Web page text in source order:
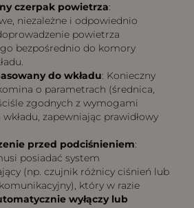
czerpak powietrza:
niezależne i odpowiednio
powietrza
bezpośrednio do komory
do wkładu: Konieczny
o parametrach (średnica,
zgodnych z wymogami
zapewniając prawidłowy
przed podciśnieniem:
posiadać system
(np. czujnik różnicy ciśnień lub
który w razie
wyłączy lub